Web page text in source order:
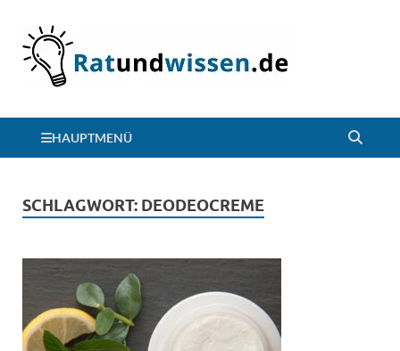
HAUPTMENÜ
SCHLAGWORT: DEODEOCREME